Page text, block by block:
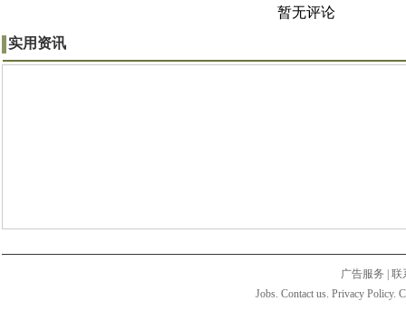
暂无评论
实用资讯
广告服务
联
Jobs. Contact us. Privacy Policy.